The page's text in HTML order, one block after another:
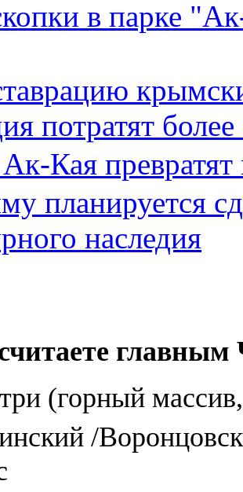
в парке
потратят
Кая превратят
планируется
наследия
(горный
/